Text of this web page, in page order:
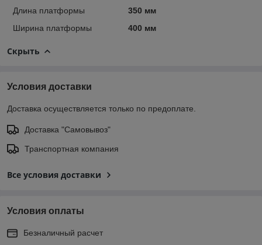
Длина платформы
350 мм
Ширина платформы
400 мм
Скрыть
Условия доставки
Доставка осуществляется только по предоплате.
Доставка "Самовывоз"
Транспортная компания
Все условия доставки
Условия оплаты
Безналичный расчет